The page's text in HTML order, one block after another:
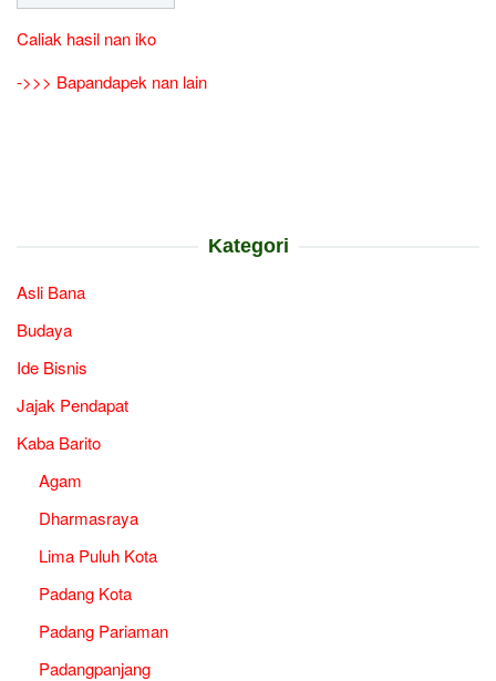
Caliak hasil nan iko
->>> Bapandapek nan lain
Kategori
Asli Bana
Budaya
Ide Bisnis
Jajak Pendapat
Kaba Barito
Agam
Dharmasraya
Lima Puluh Kota
Padang Kota
Padang Pariaman
Padangpanjang